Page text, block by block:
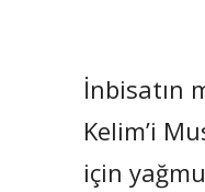
İnbisatın
Kelim’i
için